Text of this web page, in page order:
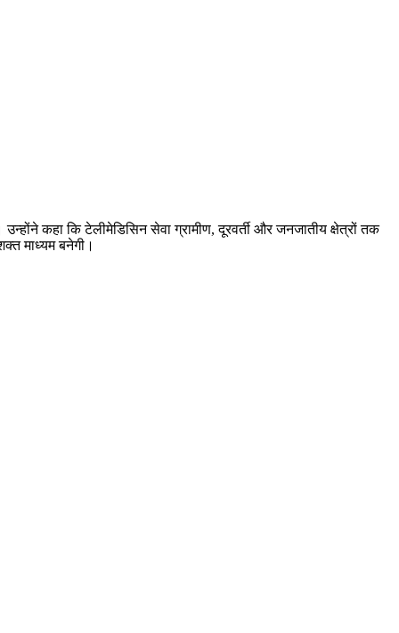
कहा कि टेलीमेडिसिन सेवा ग्रामीण, दूरवर्ती और जनजातीय क्षेत्रों तक
माध्यम बनेगी।